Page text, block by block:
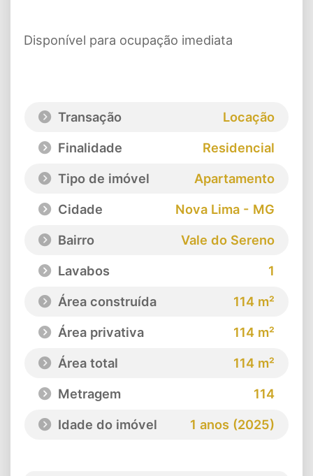
Disponível para ocupação imediata
Transação
Locação
Finalidade
Residencial
Tipo de imóvel
Apartamento
Cidade
Nova Lima - MG
Bairro
Vale do Sereno
Lavabos
1
Área construída
114 m²
Área privativa
114 m²
Área total
114 m²
Metragem
114
Idade do imóvel
1 anos (2025)